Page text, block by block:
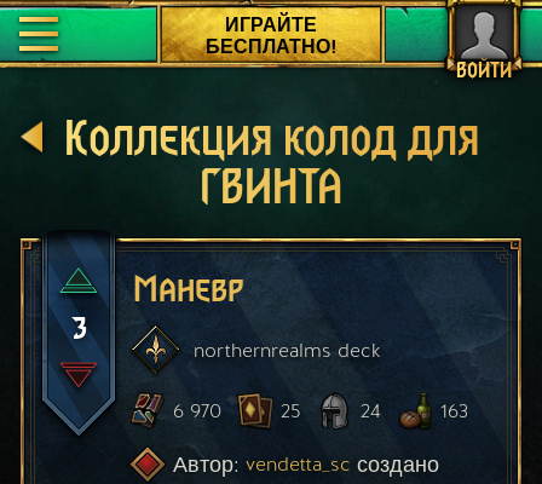
ВОЙТИ
ИГРАЙТЕ
БЕСПЛАТНО!
Коллекция колод для
ГВИНТА
3
Маневр
northernrealmsdeck
6 970 25 24 163
Автор: vendetta_sc создано